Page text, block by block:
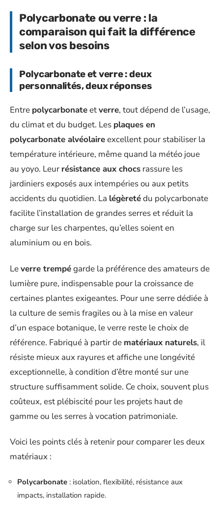
Polycarbonate ou verre : la
comparaison qui fait la différence
selon vos besoins
Polycarbonate et verre : deux
personnalités, deux réponses
Entre polycarbonateetverre, tout dépend de l’usage,
du climat et du budget. Les plaques en
polycarbonate alvéolaireexcellent pour stabiliser la
température intérieure, même quand la météo joue
au yoyo. Leur résistance aux chocs rassure les
jardiniers exposés aux intempéries ou aux petits
accidents du quotidien. La légèretédu polycarbonate
facilite l’installation de grandes serres et réduit la
charge sur les charpentes, qu’elles soient en
aluminium ou en bois.
Leverre trempégarde la préférence des amateurs de
lumière pure, indispensable pour la croissance de
certaines plantes exigeantes. Pour une serre dédiée à
la culture de semis fragiles ou à la mise en valeur
d’un espace botanique, le verre reste le choix de
référence. Fabriqué à partir de matériaux naturels, il
résiste mieux aux rayures et affiche une longévité
exceptionnelle, à condition d’être monté sur une
structure suffisamment solide. Ce choix, souvent plus
coûteux, est plébiscité pour les projets haut de
gamme ou les serres à vocation patrimoniale.
Voici les points clés à retenir pour comparer les deux
matériaux :
Polycarbonate : isolation, flexibilité, résistance aux
impacts, installation rapide.